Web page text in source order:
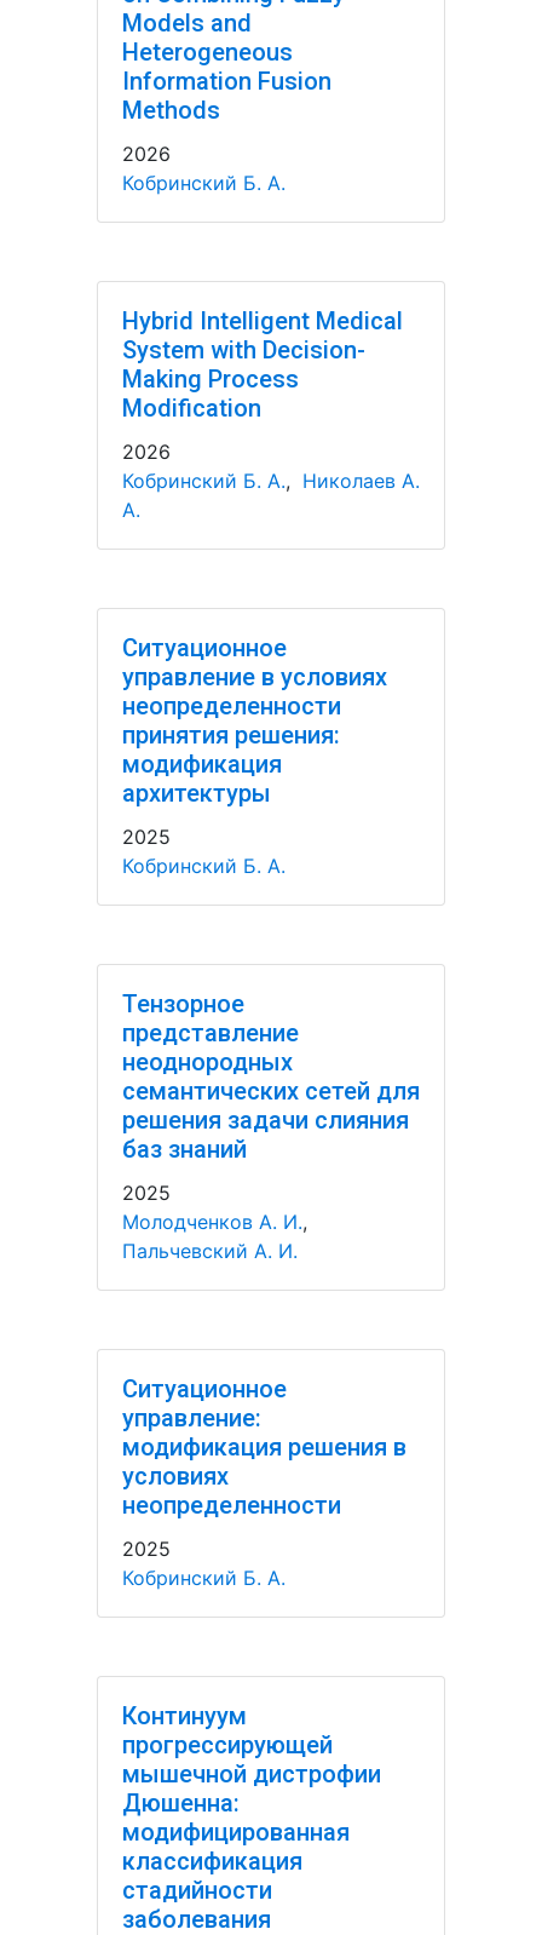
Models and
Heterogeneous
Information Fusion
Methods
2026
Кобринский Б. А.
Hybrid Intelligent Medical
System with Decision-
Making Process
Modification
2026
Кобринский Б. А., Николаев А.
А.
Ситуационное
управление в условиях
неопределенности
принятия решения:
модификация
архитектуры
2025
Кобринский Б. А.
Тензорное
представление
неоднородных
семантических сетей для
решения задачи слияния
баз знаний
2025
Молодченков А. И.,
Пальчевский А. И.
Ситуационное
управление:
модификация решения в
условиях
неопределенности
2025
Кобринский Б. А.
Континуум
прогрессирующей
мышечной дистрофии
Дюшенна:
модифицированная
классификация
стадийности
заболевания